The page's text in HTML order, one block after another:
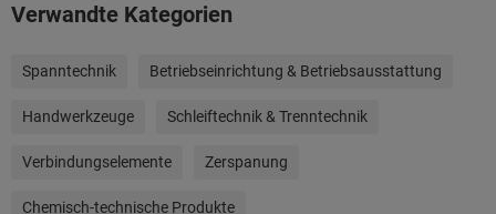
Verwandte Kategorien
Spanntechnik Betriebseinrichtung & Betriebsausstattung
Handwerkzeuge Schleiftechnik & Trenntechnik
Verbindungselemente Zerspanung
Chemisch-technische Produkte